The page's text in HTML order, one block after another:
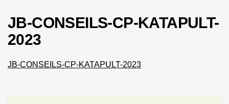
JB-CONSEILS-CP-KATAPULT-
2023
JB-CONSEILS-CP-KATAPULT-2023